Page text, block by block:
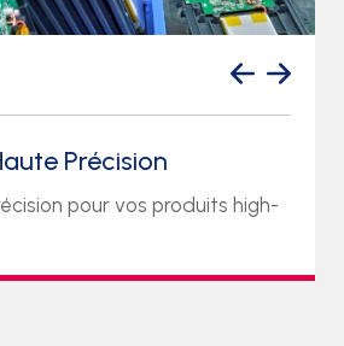
Précision
pour vos produits high-